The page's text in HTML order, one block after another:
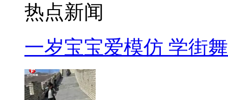
热点新闻
一岁宝宝爱模仿 学街